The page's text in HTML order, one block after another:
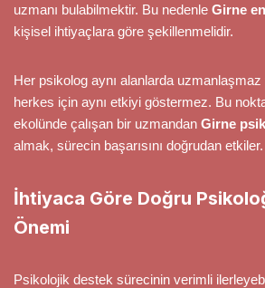
uzmanı bulabilmektir. Bu nedenle Girne
kişisel ihtiyaçlara göre şekillenmelidir.
Her psikolog aynı alanlarda
herkes için aynı etkiyi göstermez. Bu
ekolünde çalışan bir uzmandan Girne
almak, sürecin başarısını doğrudan etkiler.
İhtiyaca Göre Doğru
Önemi
Psikolojik destek sürecinin verimli